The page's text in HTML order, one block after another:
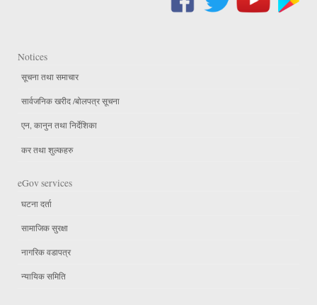
Notices
सूचना तथा समाचार
सार्वजनिक खरीद /बोलपत्र सूचना
एन, कानुन तथा निर्देशिका
कर तथा शुल्कहरु
eGov services
घटना दर्ता
सामाजिक सुरक्षा
नागरिक वडापत्र
न्यायिक समिति